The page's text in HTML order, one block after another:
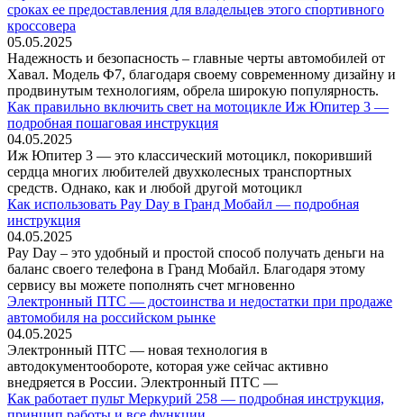
сроках ее предоставления для владельцев этого спортивного
кроссовера
05.05.2025
Надежность и безопасность – главные черты автомобилей от
Хавал. Модель Ф7, благодаря своему современному дизайну и
продвинутым технологиям, обрела широкую популярность.
Как правильно включить свет на мотоцикле Иж Юпитер 3 —
подробная пошаговая инструкция
04.05.2025
Иж Юпитер 3 — это классический мотоцикл, покоривший
сердца многих любителей двухколесных транспортных
средств. Однако, как и любой другой мотоцикл
Как использовать Pay Day в Гранд Мобайл — подробная
инструкция
04.05.2025
Pay Day – это удобный и простой способ получать деньги на
баланс своего телефона в Гранд Мобайл. Благодаря этому
сервису вы можете пополнять счет мгновенно
Электронный ПТС — достоинства и недостатки при продаже
автомобиля на российском рынке
04.05.2025
Электронный ПТС — новая технология в
автодокументообороте, которая уже сейчас активно
внедряется в России. Электронный ПТС —
Как работает пульт Меркурий 258 — подробная инструкция,